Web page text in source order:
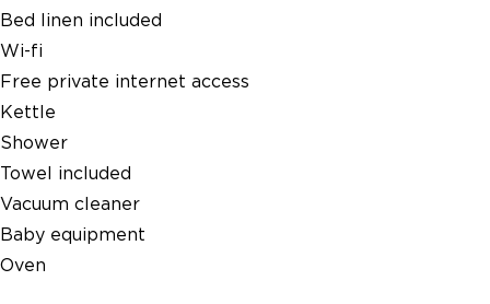
Bed linen included
Wi-fi
Free private internet access
Kettle
Shower
Towel included
Vacuum cleaner
Baby equipment
Oven